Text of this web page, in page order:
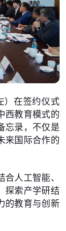
）在签约仪式
西教育模式的
忘录，不仅是
来国际合作的
人工智能、
探索产学研结
的教育与创新